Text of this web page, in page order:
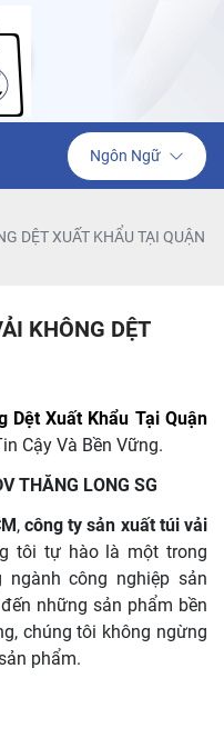
Ngôn Ngữ
DỆT XUẤT KHẨU TẠI QUẬN
KHÔNG DỆT
Dệt Xuất Khẩu Tại Quận
Cậy Và Bền Vững.
THĂNG LONG SG
, công ty sản xuất túi vải
tôi tự hào là một trong
công nghiệp sản
những sản phẩm bền
chúng tôi không ngừng
phẩm.